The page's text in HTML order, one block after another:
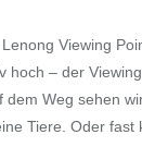
Viewing
hoch – der
dem Weg sehen
Tiere. Oder fast